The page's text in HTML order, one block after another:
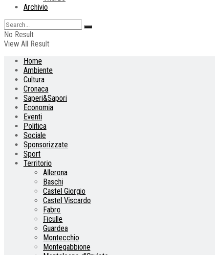
Archivio
No Result
View All Result
Home
Ambiente
Cultura
Cronaca
Saperi&Sapori
Economia
Eventi
Politica
Sociale
Sponsorizzate
Sport
Territorio
Allerona
Baschi
Castel Giorgio
Castel Viscardo
Fabro
Ficulle
Guardea
Montecchio
Montegabbione